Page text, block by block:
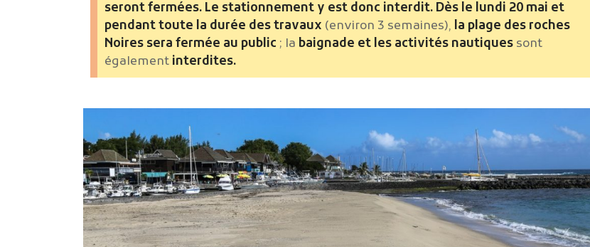
seront fermées. Le stationnement y est donc interdit. Dès le lundi 20 mai et
pendant toute la durée des travaux (environ 3 semaines), la plage des roches
Noires sera fermée au public ; la baignade et les activités nautiques sont
également interdites.